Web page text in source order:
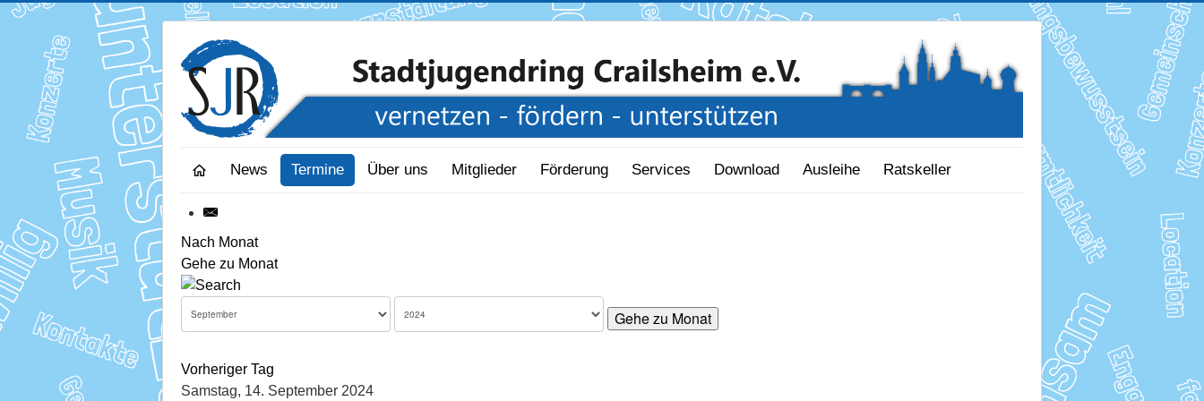
News Termine Über uns Mitglieder Förderung Services Download Ausleihe Ratskeller
Nach Monat
Gehe zu Monat
Gehe zu Monat
Vorheriger Tag
Samstag, 14. September 2024